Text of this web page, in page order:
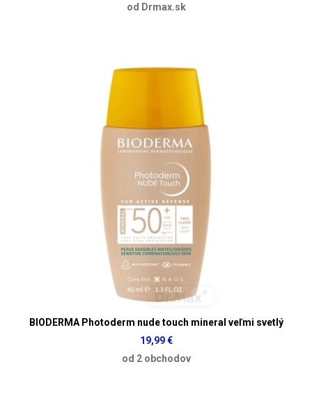
od Drmax.sk
BIODERMA Photoderm nude touch mineral veľmi svetlý
19,99 €
od 2 obchodov